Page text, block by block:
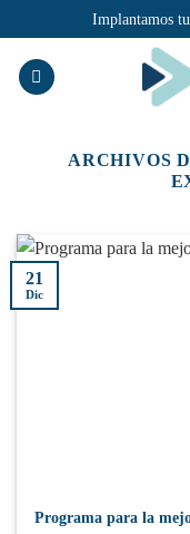
Implantamos
ARCHIVOS
Programa para la
21
Dic